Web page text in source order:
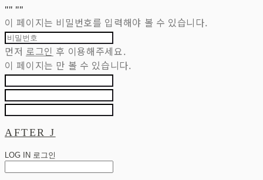
"" ""
이 페이지는 비밀번호를 입력해야 볼 수 있습니다.
먼저 로그인 후 이용해주세요.
이 페이지는 만 볼 수 있습니다.
AFTER J
LOG IN 로그인